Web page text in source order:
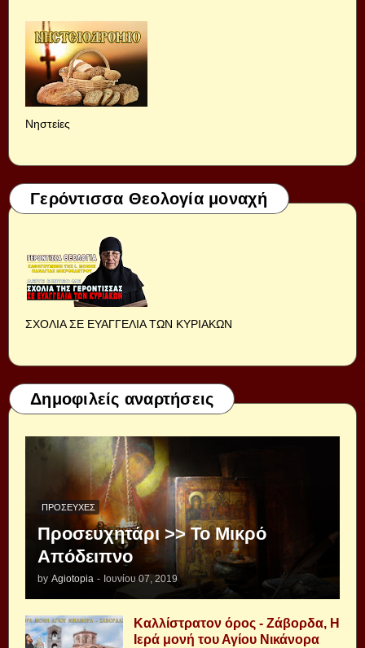
Νηστείες
Γερόντισσα Θεολογία μοναχή
ΣΧΟΛΙΑ ΣΕ ΕΥΑΓΓΕΛΙΑ ΤΩΝ ΚΥΡΙΑΚΩΝ
Δημοφιλείς αναρτήσεις
ΠΡΟΣΕΥΧΈΣ
Προσευχητάρι >> Το Μικρό
Απόδειπνο
by Agiotopia - Ιουνίου 07, 2019
Καλλίστρατον όρος - Ζάβορδα, Η
Ιερά μονή του Αγίου Νικάνορα